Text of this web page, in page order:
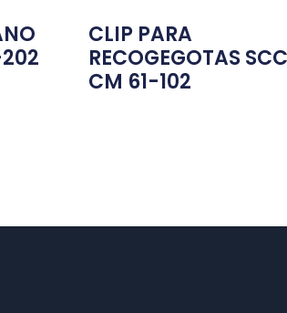
CLIP PARA
RECOGEGOTAS
CM 61-102